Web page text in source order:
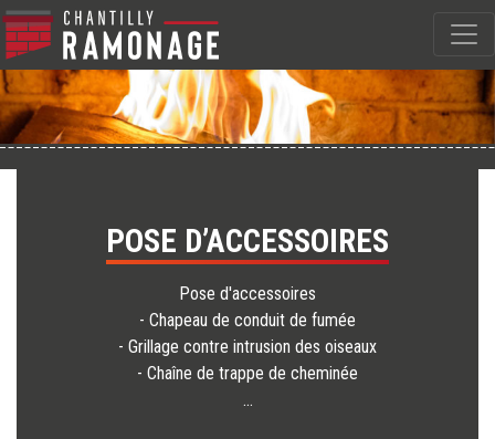
POSE D’ACCESSOIRES
Pose d'accessoires
- Chapeau de conduit de fumée
- Grillage contre intrusion des oiseaux
- Chaîne de trappe de cheminée
...